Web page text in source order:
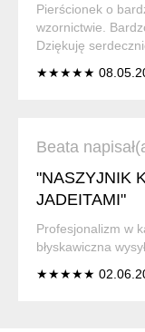
Pierścionek o
wzornictwie.
Dziękuję
★★★★★
Beata
"NASZYJNIK
JADEITAMI"
Profesjonalizm w
błyskawiczna
★★★★★